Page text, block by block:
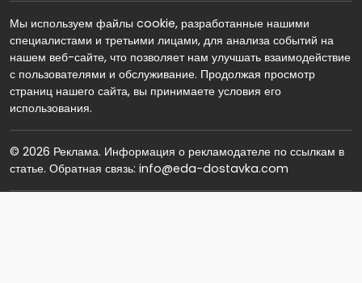
Мы используем файлы cookie, разработанные нашими
специалистами и третьими лицами, для анализа событий на
нашем веб-сайте, что позволяет нам улучшать взаимодействие
с пользователями и обслуживание. Продолжая просмотр
страниц нашего сайта, вы принимаете условия его
использования.
© 2026 Реклама. Информация о рекламодателе по ссылкам в
статье. Обратная связь: info@eda-dostavka.com